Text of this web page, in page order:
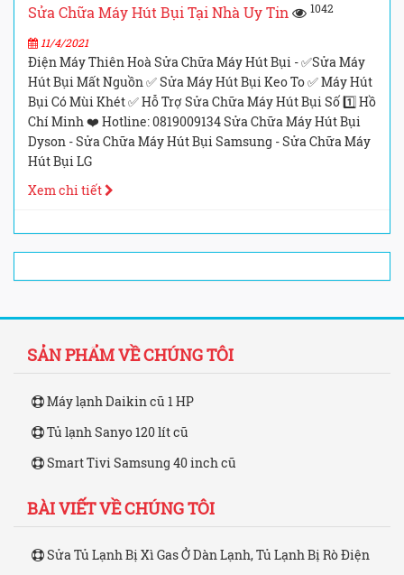
Sửa Chữa Máy Hút Bụi Tại Nhà Uy Tin 1042
11/4/2021
Điện Máy Thiên Hoà Sửa Chữa Máy Hút Bụi - ✅Sửa Máy
Hút Bụi Mất Nguồn ✅ Sửa Máy Hút Bụi Keo To ✅ Máy Hút
Bụi Có Mùi Khét ✅ Hỗ Trợ Sửa Chữa Máy Hút Bụi Số 1️⃣ Hồ
Chí Minh ❤️ Hotline: 0819009134 Sửa Chữa Máy Hút Bụi
Dyson - Sửa Chữa Máy Hút Bụi Samsung - Sửa Chữa Máy
Hút Bụi LG
Xem chi tiết
SẢN PHẨM VỀ CHÚNG TÔI
Máy lạnh Daikin cũ 1 HP
Tủ lạnh Sanyo 120 lít cũ
Smart Tivi Samsung 40 inch cũ
BÀI VIẾT VỀ CHÚNG TÔI
Sửa Tủ Lạnh Bị Xì Gas Ở Dàn Lạnh, Tủ Lạnh Bị Rò Điện